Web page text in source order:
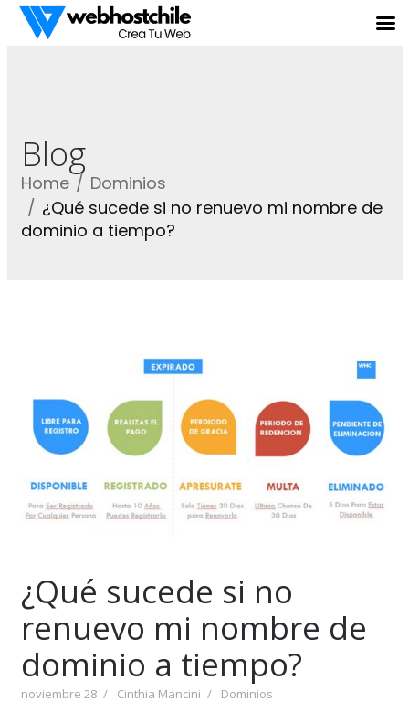
Blog
Home
Dominios
¿Qué sucede si no renuevo mi nombre de
dominio a tiempo?
¿Qué sucede si no
renuevo mi nombre de
dominio a tiempo?
noviembre 28 Cinthia Mancini Dominios